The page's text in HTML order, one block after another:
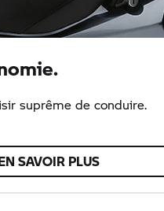
suprême de conduire.
SAVOIR PLUS